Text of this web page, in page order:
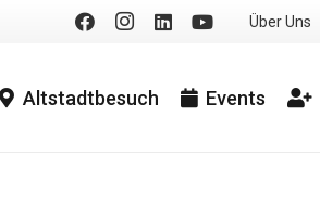
Über Uns
Altstadtbesuch Events